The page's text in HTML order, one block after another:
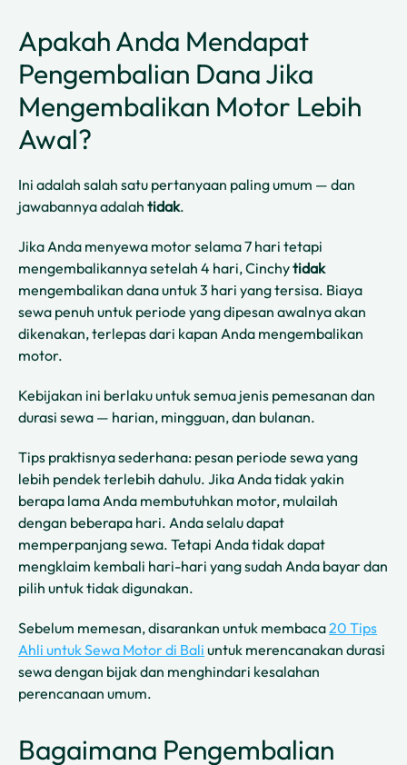
Apakah Anda Mendapat
Pengembalian Dana Jika
Mengembalikan Motor Lebih
Awal?
Ini adalah salah satu pertanyaan paling umum — dan
jawabannya adalah tidak.
Jika Anda menyewa motor selama 7 hari tetapi
mengembalikannya setelah 4 hari, Cinchytidak
mengembalikan dana untuk 3 hari yang tersisa. Biaya
sewa penuh untuk periode yang dipesan awalnya akan
dikenakan, terlepas dari kapan Anda mengembalikan
motor.
Kebijakan ini berlaku untuk semua jenis pemesanan dan
durasi sewa — harian, mingguan, dan bulanan.
Tips praktisnya sederhana: pesan periode sewa yang
lebih pendek terlebih dahulu. Jika Anda tidak yakin
berapa lama Anda membutuhkan motor, mulailah
dengan beberapa hari. Anda selalu dapat
memperpanjang sewa. Tetapi Anda tidak dapat
mengklaim kembali hari-hari yang sudah Anda bayar dan
pilih untuk tidak digunakan.
Sebelum memesan, disarankan untuk membaca20 Tips
Ahli untuk Sewa Motor di Bali untuk merencanakan durasi
sewa dengan bijak dan menghindari kesalahan
perencanaan umum.
Bagaimana Pengembalian